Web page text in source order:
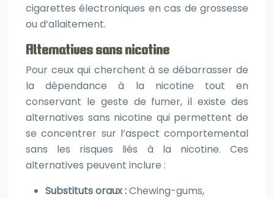
cigarettes électroniques en cas de grossesse
ou d’allaitement.
Alternatives sans nicotine
Pour ceux qui cherchent à se débarrasser de
la dépendance à la nicotine tout en
conservant le geste de fumer, il existe des
alternatives sans nicotine qui permettent de
se concentrer sur l’aspect comportemental
sans les risques liés à la nicotine. Ces
alternatives peuvent inclure :
Substituts oraux :Chewing-gums,